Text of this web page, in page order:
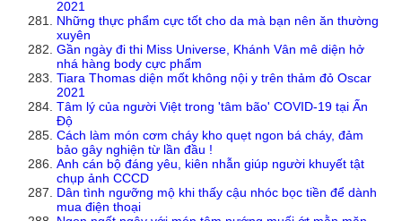
2021
Những thực phẩm cực tốt cho da mà bạn nên ăn thường
xuyên
Gần ngày đi thi Miss Universe, Khánh Vân mê diện hở
nhá hàng body cực phẩm
Tiara Thomas diện mốt không nội y trên thảm đỏ Oscar
2021
Tâm lý của người Việt trong 'tâm bão' COVID-19 tại Ấn
Độ
Cách làm món cơm cháy kho quẹt ngon bá cháy, đảm
bảo gây nghiện từ lần đầu !
Anh cán bộ đáng yêu, kiên nhẫn giúp người khuyết tật
chụp ảnh CCCD
Dân tình ngưỡng mộ khi thấy cậu nhóc bọc tiền để dành
mua điện thoại